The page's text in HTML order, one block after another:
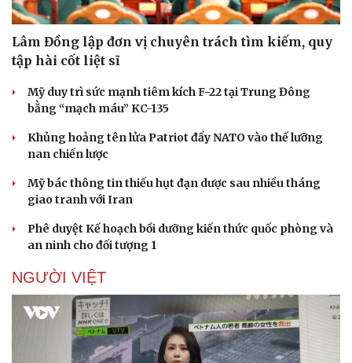
Thông tin doanh nghiệp
Doanh nghiệp 24h
Vì cộng đồng
Sành điệu
Trải nghiệm
Chuyển đổi số
Lâm Đồng lập đơn vị chuyên trách tìm kiếm, quy
tập hài cốt liệt sĩ
Mỹ duy trì sức mạnh tiêm kích F-22 tại Trung Đông
bằng “mạch máu” KC-135
Khủng hoảng tên lửa Patriot đẩy NATO vào thế lưỡng
nan chiến lược
Mỹ bác thông tin thiếu hụt đạn dược sau nhiều tháng
giao tranh với Iran
Phê duyệt Kế hoạch bồi dưỡng kiến thức quốc phòng và
an ninh cho đối tượng 1
NGƯỜI VIỆT